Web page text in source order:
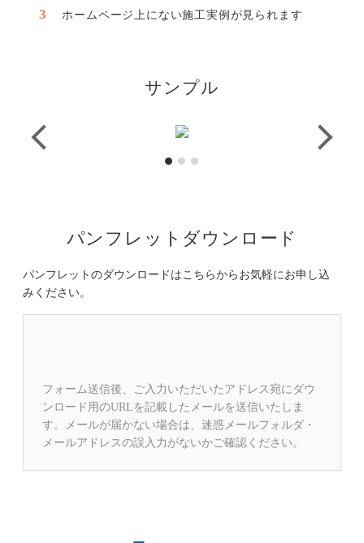
ホームページ上にない施工実例が見られます
サンプル
パンフレットダウンロード
パンフレットのダウンロードはこちらからお気軽にお申し込
みください。
フォーム送信後、ご入力いただいたアドレス宛にダウ
ンロード用のURLを記載したメールを送信いたしま
す。メールが届かない場合は、迷惑メールフォルダ・
メールアドレスの誤入力がないかご確認ください。